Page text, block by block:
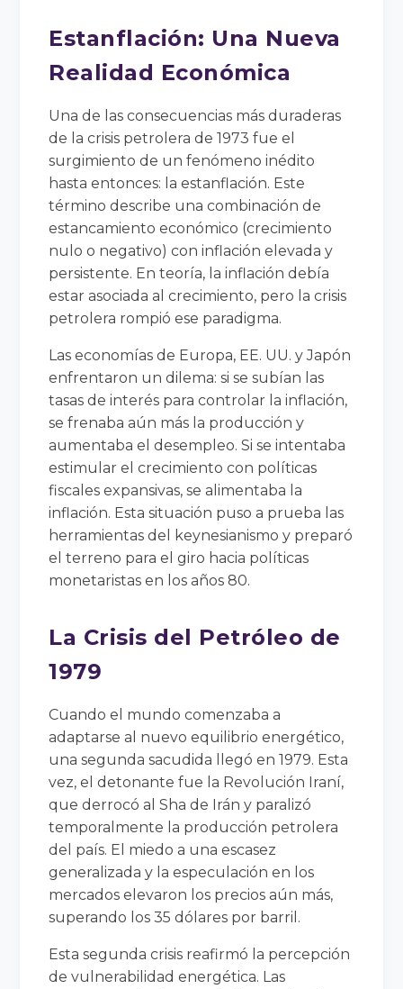
Estanflación: Una Nueva
Realidad Económica
Una de las consecuencias más duraderas
de la crisis petrolera de 1973 fue el
surgimiento de un fenómeno inédito
hasta entonces: la estanflación. Este
término describe una combinación de
estancamiento económico (crecimiento
nulo o negativo) con inflación elevada y
persistente. En teoría, la inflación debía
estar asociada al crecimiento, pero la crisis
petrolera rompió ese paradigma.
Las economías de Europa, EE. UU. y Japón
enfrentaron un dilema: si se subían las
tasas de interés para controlar la inflación,
se frenaba aún más la producción y
aumentaba el desempleo. Si se intentaba
estimular el crecimiento con políticas
fiscales expansivas, se alimentaba la
inflación. Esta situación puso a prueba las
herramientas del keynesianismo y preparó
el terreno para el giro hacia políticas
monetaristas en los años 80.
La Crisis del Petróleo de
1979
Cuando el mundo comenzaba a
adaptarse al nuevo equilibrio energético,
una segunda sacudida llegó en 1979. Esta
vez, el detonante fue la Revolución Iraní,
que derrocó al Sha de Irán y paralizó
temporalmente la producción petrolera
del país. El miedo a una escasez
generalizada y la especulación en los
mercados elevaron los precios aún más,
superando los 35 dólares por barril.
Esta segunda crisis reafirmó la percepción
de vulnerabilidad energética. Las